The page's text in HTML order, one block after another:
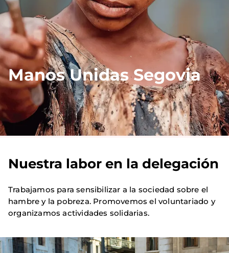
Manos Unidas Segovia
Nuestra labor en la delegación
Trabajamos para sensibilizar a la sociedad sobre el
hambre y la pobreza. Promovemos el voluntariado y
organizamos actividades solidarias.